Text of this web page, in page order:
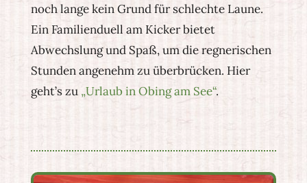
noch lange kein Grund für schlechte Laune.
Ein Familienduell am Kicker bietet
Abwechslung und Spaß, um die regnerischen
Stunden angenehm zu überbrücken. Hier
geht’s zu „Urlaub in Obing am See“.